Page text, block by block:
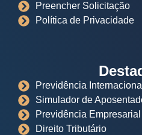
Preencher Solicitação
Política de Privacidade
Previdência Internacional
Simulador de
Previdência
Direito Tributário